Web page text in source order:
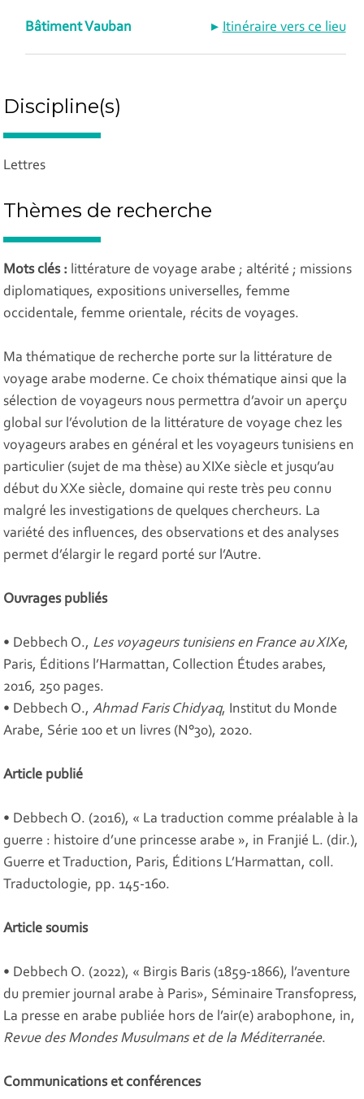
Itinéraire vers ce lieu
Bâtiment Vauban
Discipline(s)
Lettres
Thèmes de recherche
Mots clés : littérature de voyage arabe ; altérité ; missions
diplomatiques, expositions universelles, femme
occidentale, femme orientale, récits de voyages.
Ma thématique de recherche porte sur la littérature de
voyage arabe moderne. Ce choix thématique ainsi que la
sélection de voyageurs nous permettra d’avoir un aperçu
global sur l’évolution de la littérature de voyage chez les
voyageurs arabes en général et les voyageurs tunisiens en
particulier (sujet de ma thèse) au XIXe siècle et jusqu’au
début du XXe siècle, domaine qui reste très peu connu
malgré les investigations de quelques chercheurs. La
variété des influences, des observations et des analyses
permet d’élargir le regard porté sur l’Autre.
Ouvrages publiés
• Debbech O., Les voyageurs tunisiens en France au XIXe,
Paris, Éditions l’Harmattan, Collection Études arabes,
2016, 250 pages.
• Debbech O.,Ahmad Faris Chidyaq, Institut du Monde
Arabe, Série 100 et un livres (N°30), 2020.
Article publié
• Debbech O. (2016), « La traduction comme préalable à la
guerre : histoire d’une princesse arabe », in Franjié L. (dir.),
Guerre et Traduction, Paris, Éditions L’Harmattan, coll.
Traductologie, pp. 145-160.
Article soumis
• Debbech O. (2022), « Birgis Baris (1859-1866), l’aventure
du premier journal arabe à Paris», Séminaire Transfopress,
La presse en arabe publiée hors de l’air(e) arabophone, in,
Revue des Mondes Musulmans et de la Méditerranée.
Communications et conférences